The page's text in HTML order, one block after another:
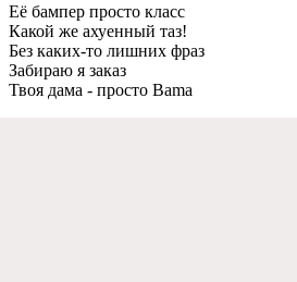
Её бампер просто класс
Какой же ахуенный таз!
Без каких-то лишних фраз
Забираю я заказ
Твоя дама - просто Bama